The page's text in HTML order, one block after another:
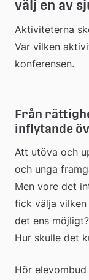
välj en av
Aktiviteterna
Var vilken
konferensen.
Från
inflytande
Att utöva och
och unga
Men vore det
fick välja
det ens
Hur skulle det
Hör